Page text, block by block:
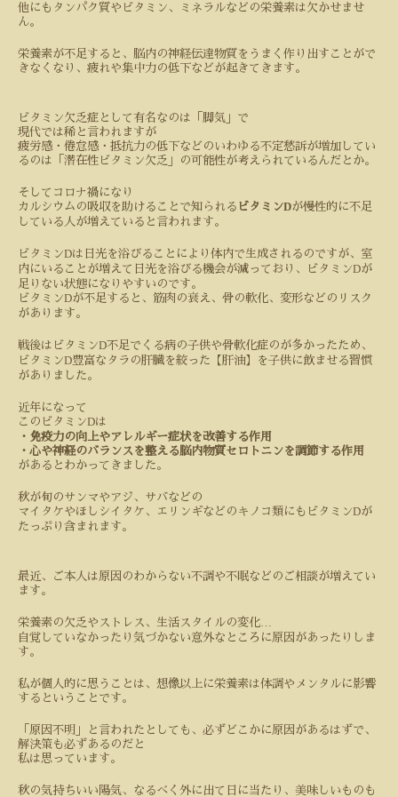
他にもタンパク質やビタミン、ミネラルなどの栄養素は欠かせませ
ん。
栄養素が不足すると、脳内の神経伝達物質をうまく作り出すことがで
きなくなり、疲れや集中力の低下などが起きてきます。
ビタミン欠乏症として有名なのは「脚気」で
現代では稀と言われますが
疲労感・倦怠感・抵抗力の低下などのいわゆる不定愁訴が増加してい
るのは「潜在性ビタミン欠乏」の可能性が考えられているんだとか。
そしてコロナ禍になり
カルシウムの吸収を助けることで知られる ビタミンDが慢性的に不足
している人が増えていると言われます。
ビタミンDは日光を浴びることにより体内で生成されるのですが、室
内にいることが増えて日光を浴びる機会が減っており、ビタミンDが
足りない状態になりやすいのです。
ビタミンDが不足すると、筋肉の衰え、骨の軟化、変形などのリスク
があります。
戦後はビタミンD不足でくる病の子供や骨軟化症のが多かったため、
ビタミンD豊富なタラの肝臓を絞った【肝油】を子供に飲ませる習慣
がありました。
近年になって
このビタミンDは
・免疫力の向上やアレルギー症状を改善する作用
・心や神経のバランスを整える脳内物質セロトニンを調節する作用
があるとわかってきました。
秋が旬のサンマやアジ、サバなどの
マイタケやほしシイタケ、エリンギなどのキノコ類にもビタミンDが
たっぷり含まれます。
最近、ご本人は原因のわからない不調や不眠などのご相談が増えてい
ます。
栄養素の欠乏やストレス、生活スタイルの変化
自覚していなかったり気づかない意外なところに原因があったりしま
す。
私が個人的に思うことは、想像以上に栄養素は体調やメンタルに影響
するということです。
「原因不明」と言われたとしても、必ずどこかに原因があるはずで、
解決策も必ずあるのだと
私は思っています。
秋の気持ちいい陽気、なるべく外に出て日に当たり、美味しいものも